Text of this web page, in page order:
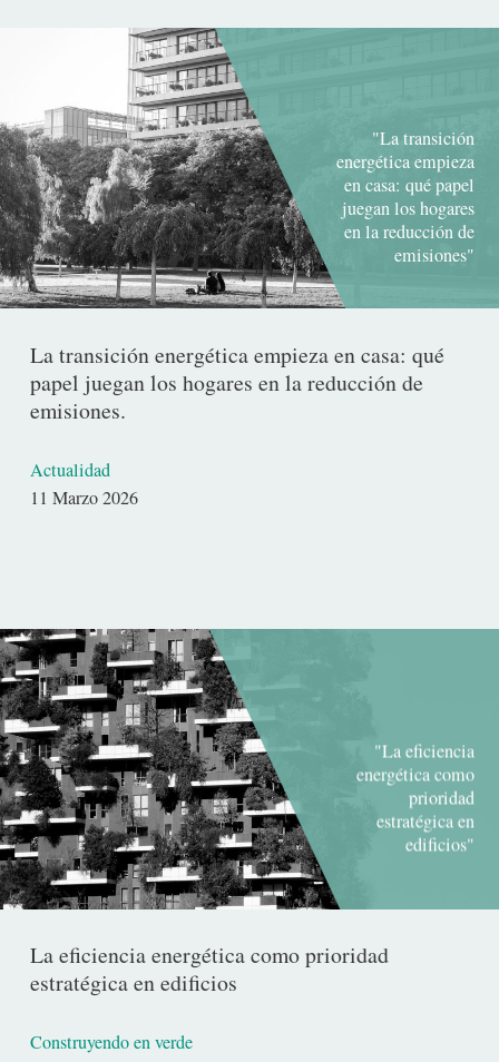
"La transición
energética empieza
en casa: qué papel
juegan los hogares
en la reducción de
emisiones"
La transición energética empieza en casa: qué
papel juegan los hogares en la reducción de
emisiones.
Actualidad
Fecha11 Marzo 2026
"La eficiencia
energética como
prioridad
estratégica en
edificios"
La eficiencia energética como prioridad
estratégica en edificios
Construyendo en verde